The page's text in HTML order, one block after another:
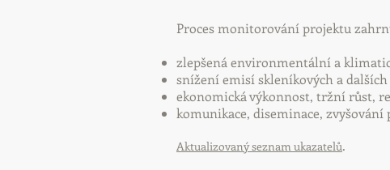
Proces monitorování projektu
zlepšená environmentální a
snížení emisí skleníkových a
ekonomická výkonnost, tržní růst,
komunikace, diseminace, zvyšování
Aktualizovaný seznam ukazatelů.